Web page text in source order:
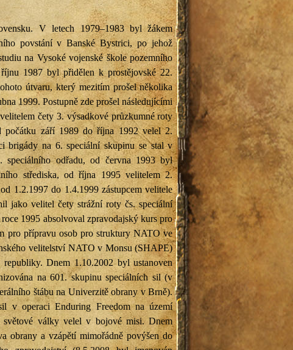
V letech 1979–1983 byl žákem
povstání v Banské Bystrici, po jehož
na Vysoké vojenské škole pozemního
1987 byl přidělen k prostějovské 22.
útvaru, který mezitím prošel několika
1999. Postupně zde prošel následujícími
čety 3. výsadkové průzkumné roty
počátku září 1989 do října 1992 velel 2.
brigády na 6. speciální skupinu se stal v
speciálního odřadu, od června 1993 byl
střediska, od října 1995 velitelem 2.
1.2.1997 do 1.4.1999 zástupcem velitele
jako velitel čety strážní roty čs. speciální
1995 absolvoval zpravodajský kurs pro
pro přípravu osob pro struktury NATO ve
velitelství NATO v Monsu (SHAPE)
Dnem 1.10.2002 byl ustanoven
na 601. skupinu speciálních sil (v
štábu na Univerzitě obrany v Brně).
v operaci Enduring Freedom na území
světové války velel v bojové misi. Dnem
obrany a vzápětí mimořádně povýšen do